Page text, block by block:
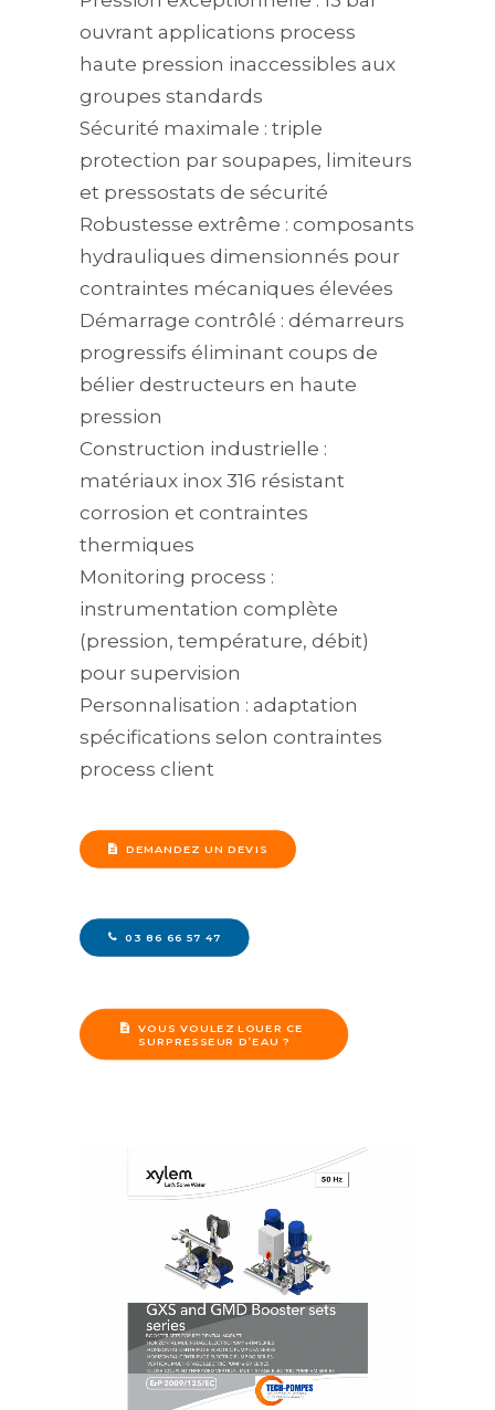
ouvrant applications process
haute pression inaccessibles aux
groupes standards
Sécurité maximale : triple
protection par soupapes, limiteurs
et pressostats de sécurité
Robustesse extrême : composants
hydrauliques dimensionnés pour
contraintes mécaniques élevées
Démarrage contrôlé : démarreurs
progressifs éliminant coups de
bélier destructeurs en haute
pression
Construction industrielle :
matériaux inox 316 résistant
corrosion et contraintes
thermiques
Monitoring process :
instrumentation complète
(pression, température, débit)
pour supervision
Personnalisation : adaptation
spécifications selon contraintes
process client
DEMANDEZ UN DEVIS
03 86 66 57 47
VOUS VOULEZ LOUER CE
SURPRESSEUR D’EAU ?